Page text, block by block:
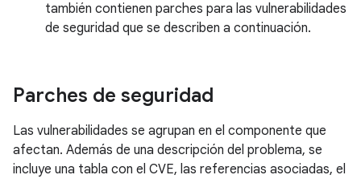
también contienen parches para las vulnerabilidades
de seguridad que se describen a continuación.
Parches de seguridad
Las vulnerabilidades se agrupan en el componente que
afectan. Además de una descripción del problema, se
incluye una tabla con el CVE, las referencias asociadas, el